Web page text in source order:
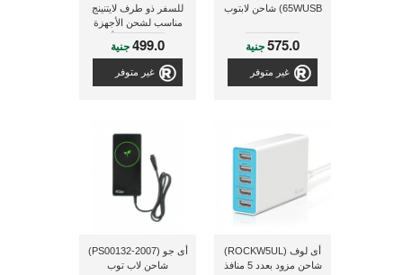
65WUSB) شاحن لابتوب
575.0جنية
غير متوفر
للسفر ذو طرف لايتنينج
مناسب لشحن الأجهزة
الخاصة بشركة أبل
499.0جنية
غير متوفر
أى لوف (ROCKW5UL)
شاحن مزود بعدد 5 منافذ
أى جو (PS00132-2007)
شاحن لاب توب